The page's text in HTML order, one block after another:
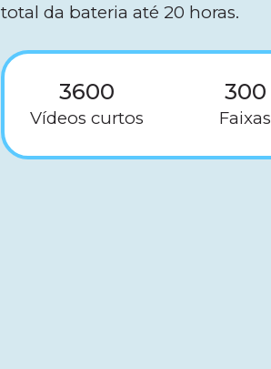
total da bateria até 20 horas.
3600
Vídeos curtos
300
Faixas